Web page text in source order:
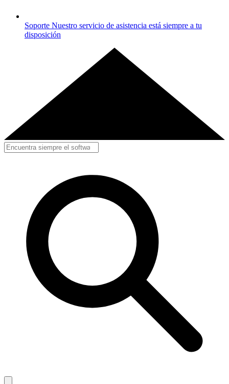
Soporte Nuestro servicio de asistencia está siempre a tu
disposición